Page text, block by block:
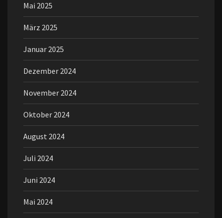
Mai 2025
März 2025
Januar 2025
Dezember 2024
November 2024
Oktober 2024
August 2024
Juli 2024
Juni 2024
Mai 2024